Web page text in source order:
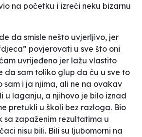
na početku i izreći neku bizarnu
da smisle nešto uvjerljivo, jer
povjerovati u sve što oni
uvrijeđeno jer lažu vlastito
da sam toliko glup da ću u sve to
i ja njima, ali ne na ovakav
u laganju, a njihovo je bilo iznad
pretukli u školi bez razloga. Bio
sa zapaženim rezultatima u
nisu bili. Bili su ljubomorni na